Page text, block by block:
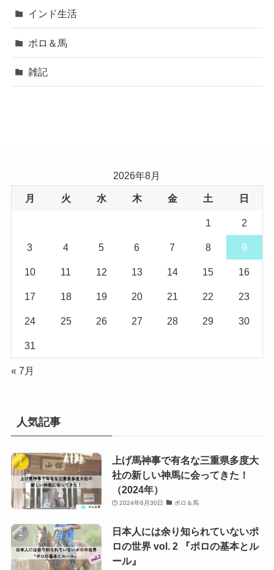
インド生活
ポロ＆馬
雑記
2026年8月
月 火 水 木 金 土 日
1 2
3 4 5 6 7 8 9
10 11 12 13 14 15 16
17 18 19 20 21 22 23
24 25 26 27 28 29 30
31
« 7月
人気記事
上げ馬神事で有名な三重県多度大
社の新しい神馬に会ってきた！
（2024年）
2024年6月30日 ポロ＆馬
日本人には余り知られていないポ
ロの世界 vol. 2 『ポロの基本とル
ール』